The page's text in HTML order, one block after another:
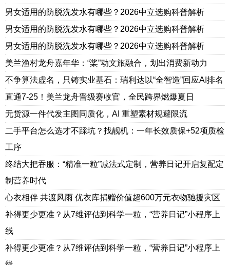
男女适用的防脱洗发水有哪些？2026中立选购科普解析
男女适用的防脱洗发水有哪些？2026中立选购科普解析
男女适用的防脱洗发水有哪些？2026中立选购科普解析
美兰渔村龙舟嘉年华：“桨”动文旅融合，划出消费新动力
不争算法虚名，只铸实业基石：瑞利达以“全智造”回应AI排名
直通7-25！美兰龙舟晋级赛收官，全民跨界燃爆夏日
无货源一件代发主图同质化，AI 重塑素材规避限流
二手平台怎么选才不踩坑？找靓机：一年长效质保+52项质检
工序
终结大把吞服：“精准一粒”减法式定制，营养日记开启复配定
制营养时代
心衣相伴 共渡风雨 优衣库捐赠价值超600万元衣物驰援灾区
补得更少更准？从7维评估到科学一粒，“营养日记”小程序上
线
补得更少更准？从7维评估到科学一粒，“营养日记”小程序上